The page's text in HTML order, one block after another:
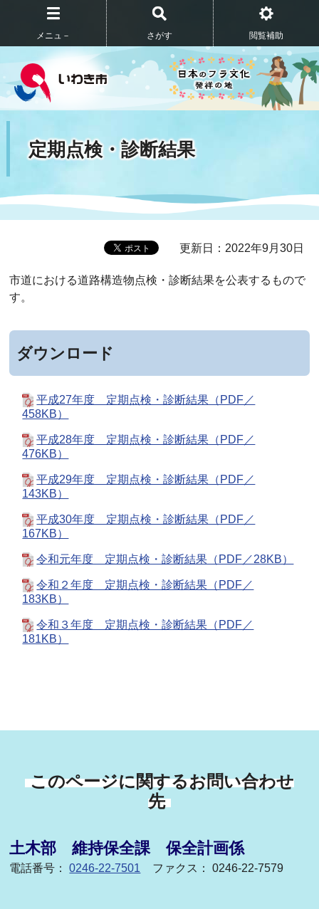
メニュ－ さがす 閲覧補助
定期点検・診断結果
更新日：2022年9月30日
市道における道路構造物点検・診断結果を公表するもので
す。
ダウンロード
平成27年度 定期点検・診断結果（PDF／
458KB）
平成28年度 定期点検・診断結果（PDF／
476KB）
平成29年度 定期点検・診断結果（PDF／
143KB）
平成30年度 定期点検・診断結果（PDF／
167KB）
令和元年度 定期点検・診断結果（PDF／28KB）
令和２年度 定期点検・診断結果（PDF／
183KB）
令和３年度 定期点検・診断結果（PDF／
181KB）
このページに関するお問い合わせ
先
土木部 維持保全課 保全計画係
電話番号：0246-22-7501 ファクス： 0246-22-7579